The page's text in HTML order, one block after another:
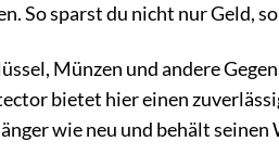
So sparst du nicht nur Geld,
Münzen und andere
bietet hier einen
wie neu und behält seinen